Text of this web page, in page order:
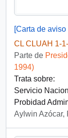
CL CLUAH 1-
Parte de
1994)
Trata sobre:
Servicio
Probidad
Aylwin Azócar,